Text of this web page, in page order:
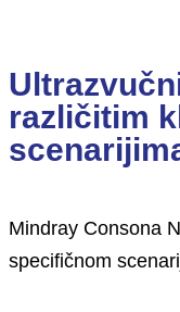
različitim
Mindray Consona
specifičnom